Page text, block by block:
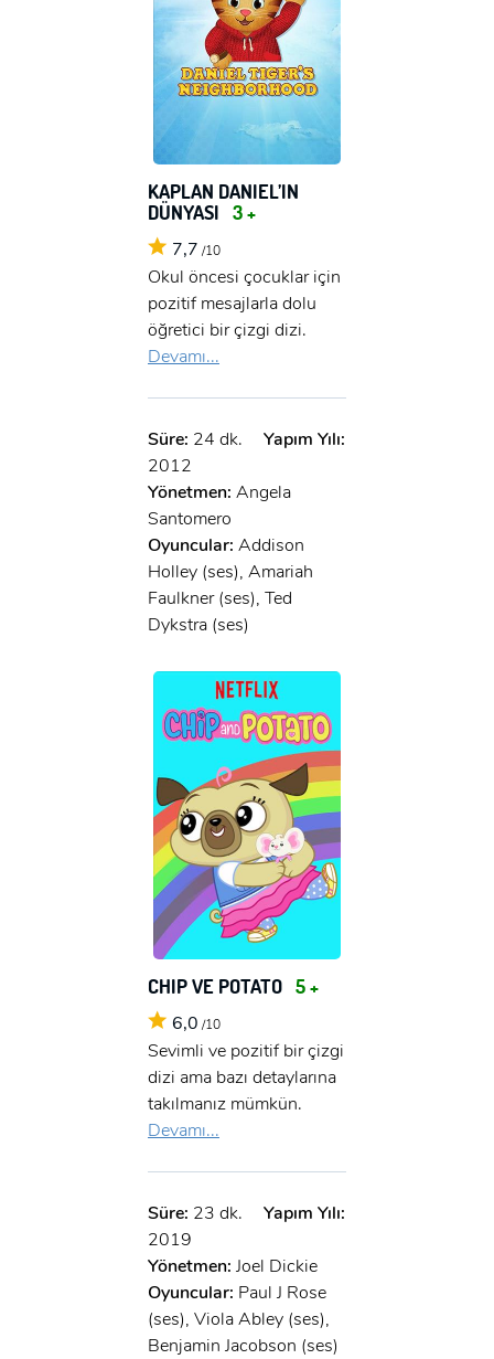
KAPLAN DANIEL’IN
DÜNYASI 3 +
7,7 /10
Okul öncesi çocuklar için
pozitif mesajlarla dolu
öğretici bir çizgi dizi.
Devamı...
Süre: 24 dk.
Yapım Yılı:
2012
Yönetmen: Angela
Santomero
Oyuncular: Addison
Holley (ses), Amariah
Faulkner (ses), Ted
Dykstra (ses)
CHIP VE POTATO 5 +
6,0 /10
Sevimli ve pozitif bir çizgi
dizi ama bazı detaylarına
takılmanız mümkün.
Devamı...
Süre: 23 dk.
Yapım Yılı:
2019
Yönetmen: Joel Dickie
Oyuncular: Paul J Rose
(ses), Viola Abley (ses),
Benjamin Jacobson (ses)